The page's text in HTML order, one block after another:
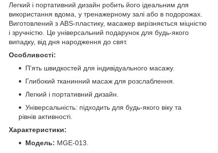
Легкий і портативний дизайн робить його ідеальним для
використання вдома, у тренажерному залі або в подорожах.
Виготовлений з ABS-пластику, масажер вирізняється міцністю
і зручністю. Це універсальний подарунок для будь-якого
випадку, від дня народження до свят.
Особливості:
П'ять швидкостей для індивідуального масажу.
Глибокий тканинний масаж для розслаблення.
Легкий і портативний дизайн.
Універсальність: підходить для будь-якого віку та
рівнів активності.
Характеристики:
Модель: MGE-013.